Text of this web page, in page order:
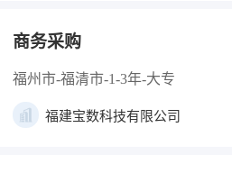
商务采购
福州市-福清市-1-3年-大专
福建宝数科技有限公司